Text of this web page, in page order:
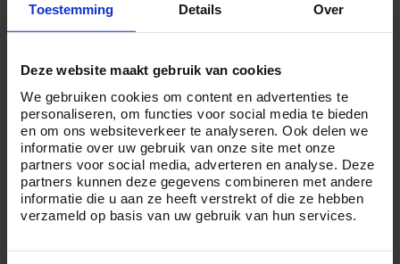
Toestemming Details Over
Deze website maakt gebruik van cookies
We gebruiken cookies om content en advertenties te
personaliseren, om functies voor social media te bieden
en om ons websiteverkeer te analyseren. Ook delen we
informatie over uw gebruik van onze site met onze
partners voor social media, adverteren en analyse. Deze
partners kunnen deze gegevens combineren met andere
informatie die u aan ze heeft verstrekt of die ze hebben
verzameld op basis van uw gebruik van hun services.
professionele uitvaartleiders.
kiest voor een ingetogen of uitgebreide crematie in
Lisse, Crematorium24 is er voor u. Want wij zijn ervan
overtuigd dat iedereen een persoonlijk en waardig
afscheid verdient.
Heeft u vragen over dekosten van een crematiein Lisse
of wilt u graag meer informatie ontvangen? Neemt u dan